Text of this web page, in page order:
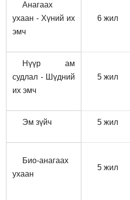
Анагаах
ухаан - Хүний их
эмч
6 жил
Нүүр ам
судлал - Шүдний
их эмч
5 жил
Эм зүйч 5 жил
Био-анагаах
ухаан
5 жил